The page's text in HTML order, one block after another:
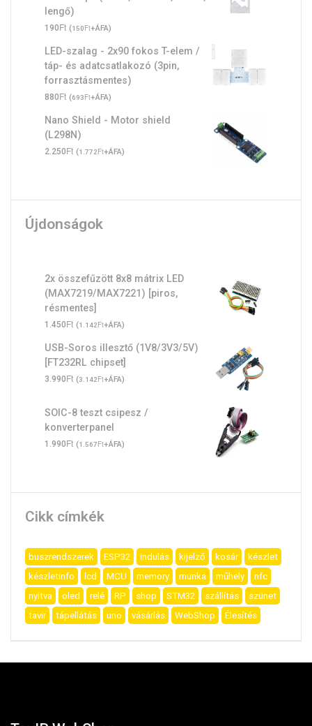
lengő)
190Ft (150Ft+ÁFA)
LED-szalag - 2x90 fokos T-elem /
táp- és adatcsatlakozó (3pin,
forrasztásmentes)
880Ft (693Ft+ÁFA)
Nano Shield - Motor shield
(L298N)
2.250Ft (1.772Ft+ÁFA)
Újdonságok
2x összefűzött 8x8 mátrix LED
(MAX7219/MAX7221) [piros,
résmentes]
1.450Ft (1.142Ft+ÁFA)
USB-Soros illesztő (1V8/3V3/5V)
[FT232RL chipset]
3.990Ft (3.142Ft+ÁFA)
SOIC-8 teszt csipesz /
konverterpanel
1.990Ft (1.567Ft+ÁFA)
Cikk címkék
buszrendszerek ESP32 indulás kijelző kosár
készlet
készletinfo
lcd MCU memory munka műhely
nfc
nyitva
oled relé RP shop STM32 szállítás
szünet
tavir
tápellátás uno vásárlás WebShop Élesítés